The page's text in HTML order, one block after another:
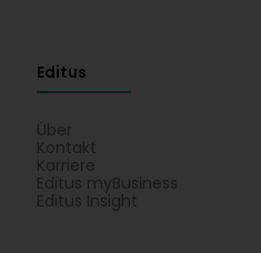
Editus
Über
Kontakt
Karriere
Editus myBusiness
Editus Insight